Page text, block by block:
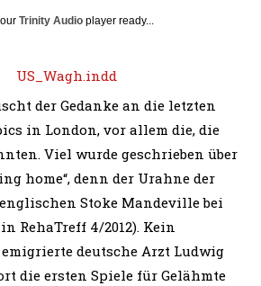
Trinity Audio player ready...
der Gedanke an die letzten
in London, vor allem die, die
Viel wurde geschrieben über
home“, denn der Urahne der
Stoke Mandeville bei
RehaTreff 4/2012). Kein
deutsche Arzt Ludwig
die ersten Spiele für Gelähmte